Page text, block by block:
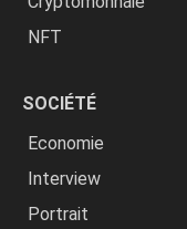
NFT
SOCIÉTÉ
Economie
Interview
Portrait